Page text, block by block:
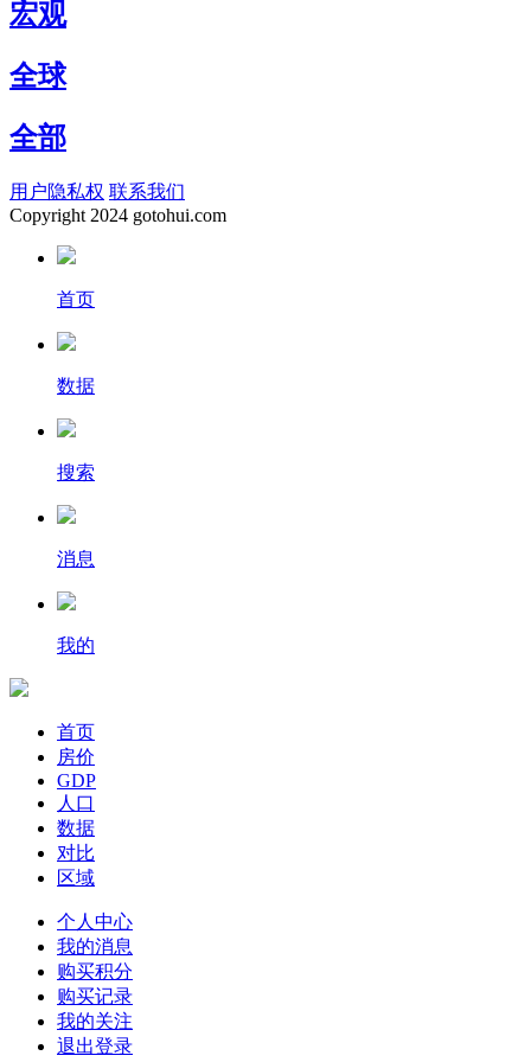
宏观
全球
全部
用户隐私权 联系我们
Copyright 2024 gotohui.com
首页
数据
搜索
消息
我的
首页
房价
GDP
人口
数据
对比
区域
个人中心
我的消息
购买积分
购买记录
我的关注
退出登录